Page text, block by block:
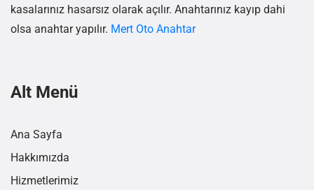
kasalarınız hasarsız olarak açılır. Anahtarınız kayıp dahi
olsa anahtar yapılır. Mert Oto Anahtar
Alt Menü
Ana Sayfa
Hakkımızda
Hizmetlerimiz